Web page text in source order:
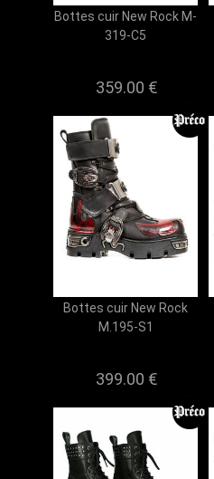
Bottes cuir New Rock M-
319-C5
359.00 €
Bottes cuir New Rock
M.195-S1
399.00 €